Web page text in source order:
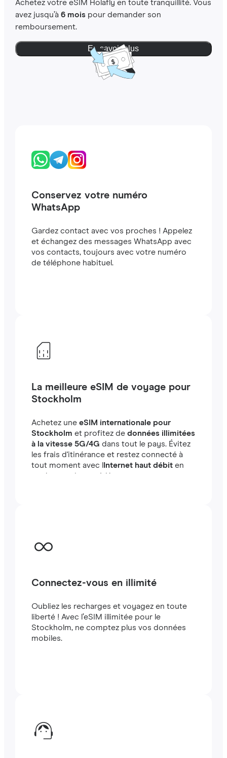
Achetez votre eSIM Holafly en toute tranquillité. Vous
avez jusqu’à 6 moispour demander son
remboursement.
En savoir plus
Conservez votre numéro
WhatsApp
Gardez contact avec vos proches ! Appelez
et échangez des messages WhatsApp avec
vos contacts, toujours avec votre numéro
de téléphone habituel.
La meilleure eSIM de voyage pour
Stockholm
Achetez une eSIM internationale pour
Stockholm et profitez de données illimitées
à la vitesse 5G/4G dans tout le pays. Évitez
les frais d'itinérance et restez connecté à
tout moment avec l
Internet haut débiten
quelques minutes à létranger, que vous
Connectez-vous en illimité
Oubliez les recharges et voyagez en toute
liberté ! Avec l’eSIM illimitée pour le
Stockholm, ne comptez plus vos données
mobiles.